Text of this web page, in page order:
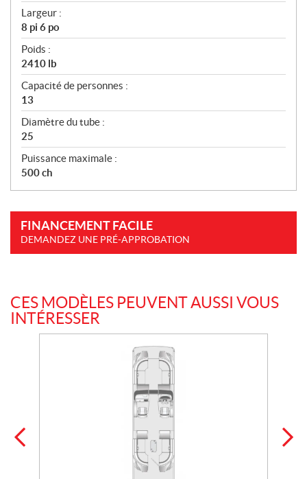
Largeur :
8 pi 6 po
Poids :
2410 lb
Capacité de personnes :
13
Diamètre du tube :
25
Puissance maximale :
500 ch
FINANCEMENT FACILE
DEMANDEZ UNE PRÉ-APPROBATION
CES MODÈLES PEUVENT AUSSI VOUS
INTÉRESSER